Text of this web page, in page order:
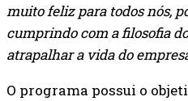
muito feliz para todos nós,
cumprindo com a filosofia
atrapalhar a vida do
O programa possui o